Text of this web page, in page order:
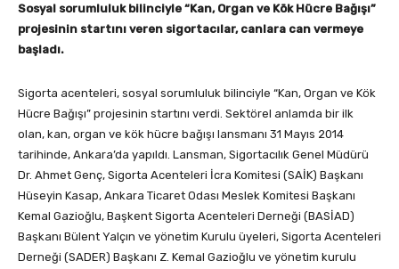
Sosyal sorumluluk bilinciyle “Kan, Organ ve Kök Hücre Bağışı”
projesinin startını veren sigortacılar, canlara can vermeye
başladı.
Sigorta acenteleri, sosyal sorumluluk bilinciyle “Kan, Organ ve Kök
Hücre Bağışı” projesinin startını verdi. Sektörel anlamda bir ilk
olan, kan, organ ve kök hücre bağışı lansmanı 31 Mayıs 2014
tarihinde, Ankara’da yapıldı. Lansman, Sigortacılık Genel Müdürü
Dr. Ahmet Genç, Sigorta Acenteleri İcra Komitesi (SAİK) Başkanı
Hüseyin Kasap, Ankara Ticaret Odası Meslek Komitesi Başkanı
Kemal Gazioğlu, Başkent Sigorta Acenteleri Derneği (BASİAD)
Başkanı Bülent Yalçın ve yönetim Kurulu üyeleri, Sigorta Acenteleri
Derneği (SADER) Başkanı Z. Kemal Gazioğlu ve yönetim kurulu